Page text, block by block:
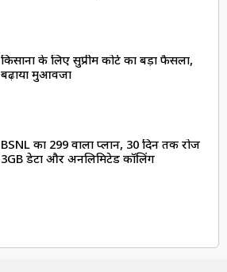
किसानों के लिए सुप्रीम कोर्ट का बड़ा फैसला,
बढ़ाया मुआवजा
BSNL का ₹299 वाला प्लान, 30 दिन तक रोज
3GB डेटा और अनलिमिटेड कॉलिंग